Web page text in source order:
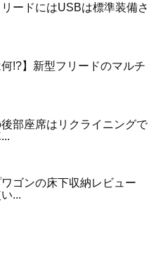
ードにはUSBは標準装備さ
何!?】新型フリードのマルチ
部座席はリクライニングで
ゴンの床下収納レビュー
...